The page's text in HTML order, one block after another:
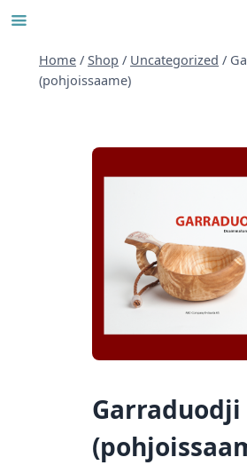
Skip
contentHome / Shop / Uncategorized /
(pohjoissaame)
Garraduodji